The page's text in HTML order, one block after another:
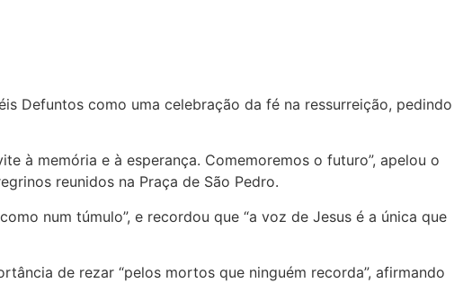
Defuntos como uma celebração da fé na ressurreição, pedindo
à memória e à esperança. Comemoremos o futuro”, apelou o
reunidos na Praça de São Pedro.
num túmulo”, e recordou que “a voz de Jesus é a única que
de rezar “pelos mortos que ninguém recorda”, afirmando